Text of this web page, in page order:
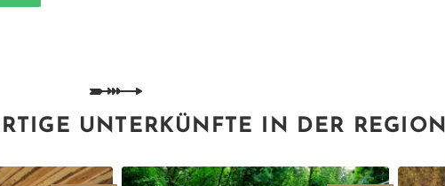
UNTERKÜNFTE IN DER REGION